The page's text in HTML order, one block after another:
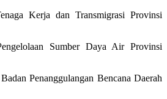
Kerja dan Transmigrasi Provinsi
Sumber Daya Air Provinsi
Penanggulangan Bencana Daerah